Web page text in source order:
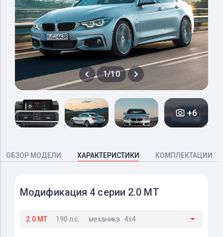
1/10
+6
ОБЗОР МОДЕЛИ ХАРАКТЕРИСТИКИ КОМПЛЕКТАЦИИ
Модификация 4 серии 2.0 MT
2.0 MT 190 л.с. механика 4x4